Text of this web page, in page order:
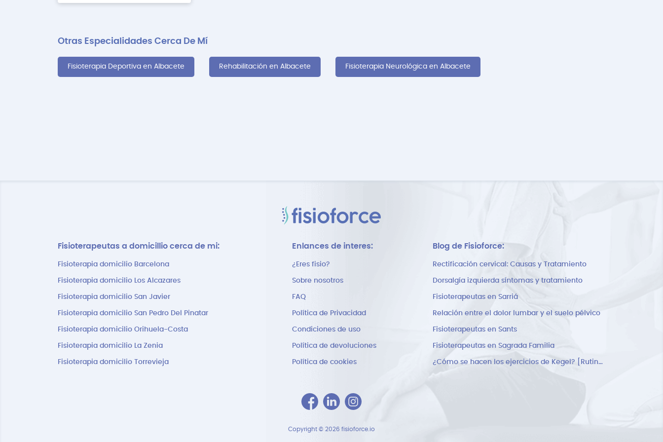
Otras Especialidades Cerca De Mí
Fisioterapia Deportiva en Albacete Rehabilitación en Albacete Fisioterapia Neurológica en Albacete
Fisioterapeutas a domicillio cerca de mi:
Fisioterapia domicilio Barcelona
Fisioterapia domicilio Los Alcazares
Fisioterapia domicilio San Javier
Fisioterapia domicilio San Pedro Del Pinatar
Fisioterapia domicilio Orihuela-Costa
Fisioterapia domicilio La Zenia
Fisioterapia domicilio Torrevieja
Enlances de interes:
¿Eres fisio?
Sobre nosotros
FAQ
Política de Privacidad
Condiciones de uso
Política de devoluciones
Política de cookies
Blog de Fisioforce:
Rectificación cervical: Causas y Tratamiento
Dorsalgía izquierda síntomas y tratamiento
Fisioterapeutas en Sarriá
Relación entre el dolor lumbar y el suelo pélvico
Fisioterapeutas en Sants
Fisioterapeutas en Sagrada Familia
¿Cómo se hacen los ejercicios de Kegel? [Rutina]
Copyright © 2026 fisioforce.io